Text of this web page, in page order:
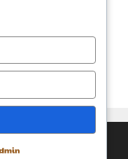
• Dibangun dengan